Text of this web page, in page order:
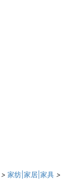
> 家纺|家居|家具 >